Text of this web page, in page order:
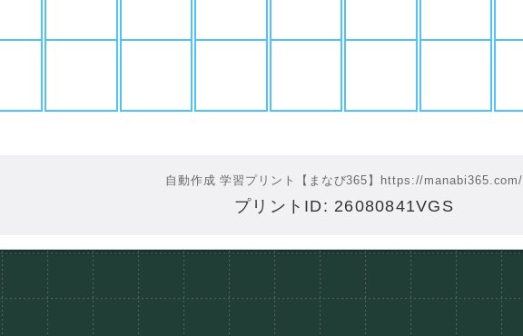
自動作成 学習プリント【まなび365】 https://manabi365.com/
プリントID: 26080841VGS